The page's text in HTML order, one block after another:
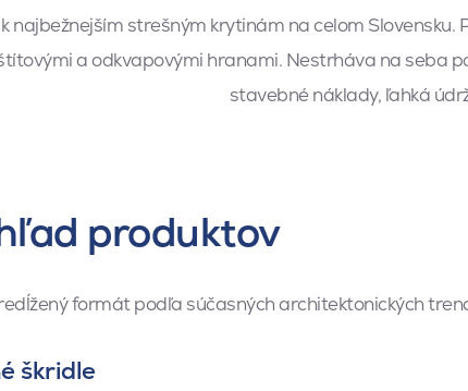
najbežnejším strešným krytinám na celom
a odkvapovými hranami. Nestrháva na seba
stavebné náklady, ľahká
produktov
formát podľa súčasných architektonických
škridle